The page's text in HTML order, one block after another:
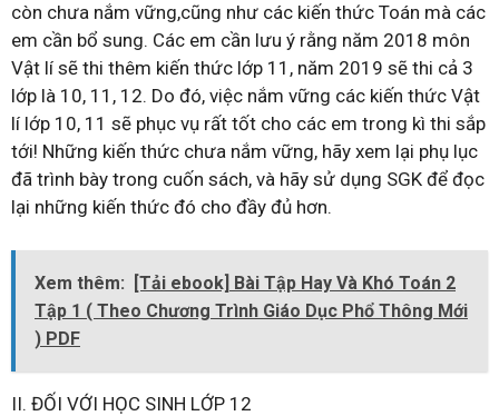
còn chưa nắm vững,cũng như các kiến thức Toán mà các
em cần bổ sung. Các em cần lưu ý rằng năm 2018 môn
Vật lí sẽ thi thêm kiến thức lớp 11, năm 2019 sẽ thi cả 3
lớp là 10, 11, 12. Do đó, việc nắm vững các kiến thức Vật
lí lớp 10, 11 sẽ phục vụ rất tốt cho các em trong kì thi sắp
tới! Những kiến thức chưa nắm vững, hãy xem lại phụ lục
đã trình bày trong cuốn sách, và hãy sử dụng SGK để đọc
lại những kiến thức đó cho đầy đủ hơn.
Xem thêm:
[Tải ebook] Bài Tập Hay Và Khó Toán 2
Tập 1 ( Theo Chương Trình Giáo Dục Phổ Thông Mới
) PDF
II. ĐỐI VỚI HỌC SINH LỚP 12